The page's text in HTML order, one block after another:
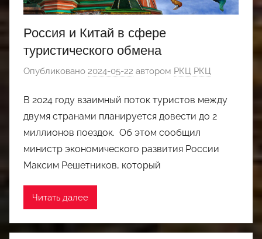
Россия и Китай в сфере
туристического обмена
Опубликовано 2024-05-22 автором РКЦ РКЦ
В 2024 году взаимный поток туристов между
двумя странами планируется довести до 2
миллионов поездок. Об этом сообщил
министр экономического развития России
Максим Решетников, который
Читать далее